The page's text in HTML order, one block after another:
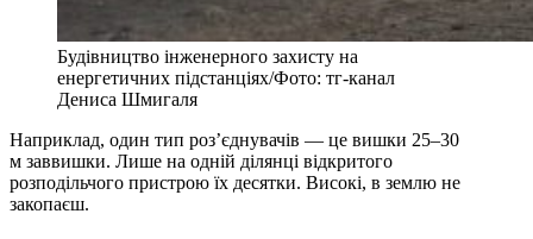
Будівництво інженерного захисту на
енергетичних підстанціях/Фото: тг-канал
Дениса Шмигаля
Наприклад, один тип роз’єднувачів — це вишки 25–30
м заввишки. Лише на одній ділянці відкритого
розподільчого пристрою їх десятки. Високі, в землю не
закопаєш.